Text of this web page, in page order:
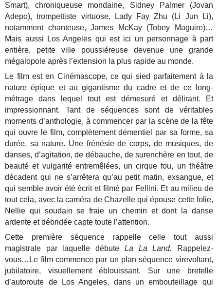
Smart), chroniqueuse mondaine, Sidney Palmer (Jovan
Adepo), trompettiste virtuose, Lady Fay Zhu (Li Jun Li),
notamment chanteuse, James McKay (Tobey Maguire)…
Mais aussi Los Angeles qui est ici un personnage à part
entière, petite ville poussiéreuse devenue une grande
mégalopole après l’extension la plus rapide au monde.
Le film est en Cinémascope, ce qui sied parfaitement à la
nature épique et au gigantisme du cadre et de ce long-
métrage dans lequel tout est démesuré et délirant. Et
impressionnant. Tant de séquences sont de véritables
moments d’anthologie, à commencer par la scène de la fête
qui ouvre le film, complètement démentiel par sa forme, sa
durée, sa nature. Une frénésie de corps, de musiques, de
danses, d’agitation, de débauche, de surenchère en tout, de
beauté et vulgarité entremêlées, un cirque fou, un théâtre
décadent qui ne s’arrêtera qu’au petit matin, exsangue, et
qui semble avoir été écrit et filmé par Fellini. Et au milieu de
tout cela, avec la caméra de Chazelle qui épouse cette folie,
Nellie qui soudain se fraie un chemin et dont la danse
ardente et débridée capte toute l’attention.
Cette première séquence rappelle celle tout aussi
magistrale par laquelle débute La La Land. Rappelez-
vous…Le film commence par un plan séquence virevoltant,
jubilatoire, visuellement éblouissant. Sur une bretelle
d’autoroute de Los Angeles, dans un embouteillage qui